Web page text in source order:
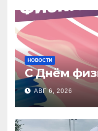
НОВОСТИ
С Днём
АВГ 6, 2026